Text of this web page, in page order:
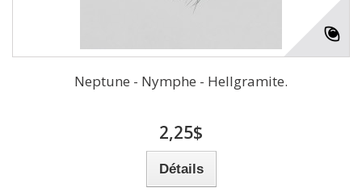
Neptune - Nymphe - Hellgramite.
2,25$
Détails